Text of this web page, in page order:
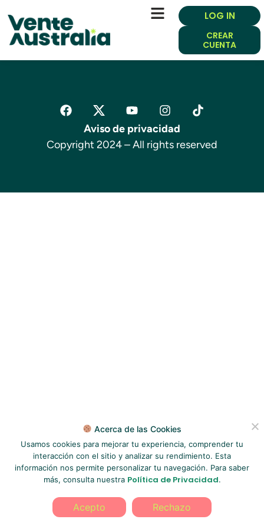
LOG IN
CREAR
CUENTA
Aviso de privacidad
Copyright 2024 – All rights reserved
Acerca de las Cookies
Usamos cookies para mejorar tu experiencia, comprender tu
interacción con el sitio y analizar su rendimiento. Esta
información nos permite personalizar tu navegación. Para saber
más, consulta nuestra Política de Privacidad.
Acepto Rechazo